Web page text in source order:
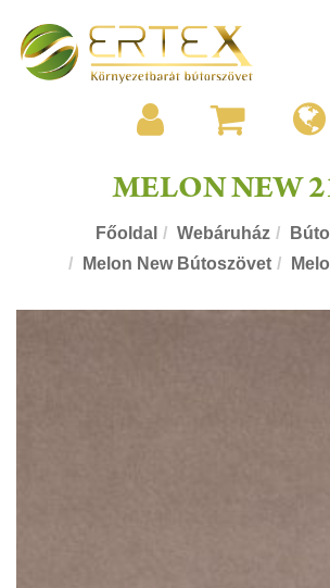
MELON NEW
Főoldal Webáruház
Melon New Bútoszövet